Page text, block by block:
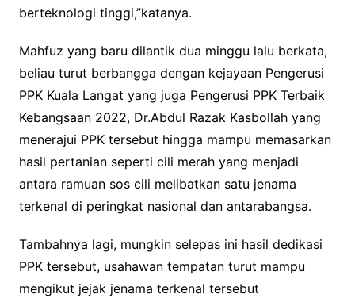
berteknologi tinggi,”katanya.
Mahfuz yang baru dilantik dua minggu lalu berkata,
beliau turut berbangga dengan kejayaan Pengerusi
PPK Kuala Langat yang juga Pengerusi PPK Terbaik
Kebangsaan 2022, Dr.Abdul Razak Kasbollah yang
menerajui PPK tersebut hingga mampu memasarkan
hasil pertanian seperti cili merah yang menjadi
antara ramuan sos cili melibatkan satu jenama
terkenal di peringkat nasional dan antarabangsa.
Tambahnya lagi, mungkin selepas ini hasil dedikasi
PPK tersebut, usahawan tempatan turut mampu
mengikut jejak jenama terkenal tersebut